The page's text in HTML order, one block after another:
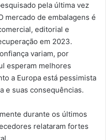
pela última vez
mercado de embalagens é
editorial e
em 2023.
variam, por
esperam melhores
a Europa está pessimista
e suas consequências.
durante os últimos
relataram fortes